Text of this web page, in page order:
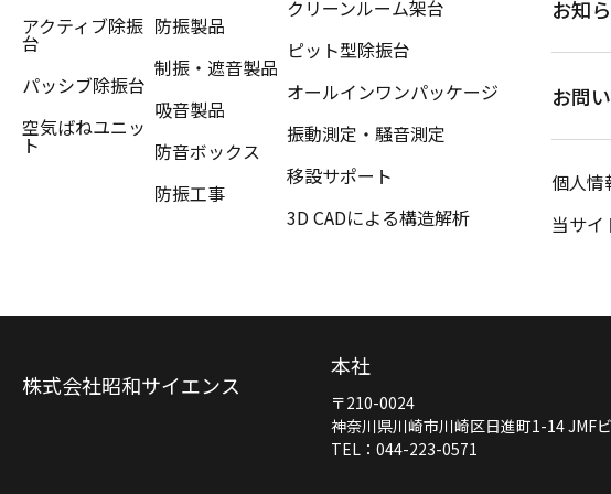
アクティブ除振
台
パッシブ除振台
空気ばねユニッ
ト
防振製品
制振・遮音製品
吸音製品
防音ボックス
防振工事
クリーンルーム架台
ピット型除振台
オールインワンパッケージ
振動測定・騒音測定
移設サポート
3D CADによる構造解析
お知
お問
個人情
当サイ
株式会社昭和サイエンス
本社
〒210-0024
神奈川県川崎市川崎区日進町1-14 JMF
TEL：044-223-0571